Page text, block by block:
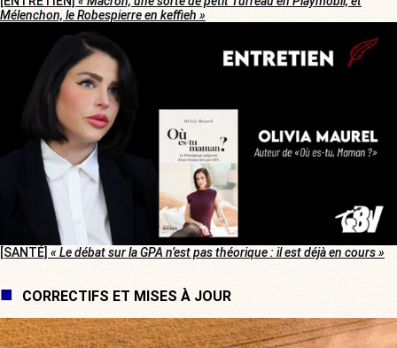
Mélenchon, le Robespierre en keffieh »
[SANTÉ] « Le débat sur la GPA n’est pas théorique : il est déjà en cours »
CORRECTIFS ET MISES À JOUR